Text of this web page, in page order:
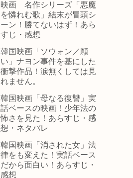
映画 名作シリーズ「悪魔
を憐れむ歌」結末が冒頭シ
ーン！勝てないはず！あら
すじ・感想
韓国映画「ソウォン／願
い」ナヨン事件を基にした
衝撃作品！涙無くしては見
れません。
韓国映画「母なる復讐」実
話ベースの映画！少年法の
怖さを見た！あらすじ・感
想・ネタバレ
韓国映画「消された女」法
律をも変えた！実話ベース
だから面白い！あらすじ・
感想